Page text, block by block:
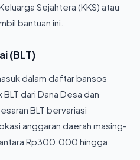
Sejahtera (KKS) atau
bantuan ini.
(BLT)
dalam daftar bansos
dari Dana Desa dan
BLT bervariasi
anggaran daerah masing-
Rp300.000 hingga